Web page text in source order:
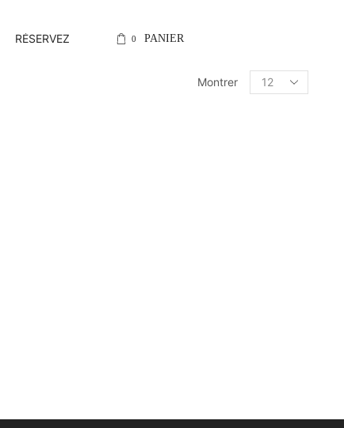
RÉSERVEZ 0 PANIER
Montrer